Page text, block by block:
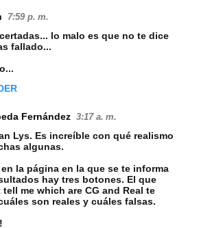
7:59 p. m.
lo malo es que no te dice
fallado...
Fernández 3:17 a. m.
Lys. Es increíble con qué realismo
algunas.
la página en la que se te informa
hay tres botones. El que
me which are CG and Real te
son reales y cuáles falsas.